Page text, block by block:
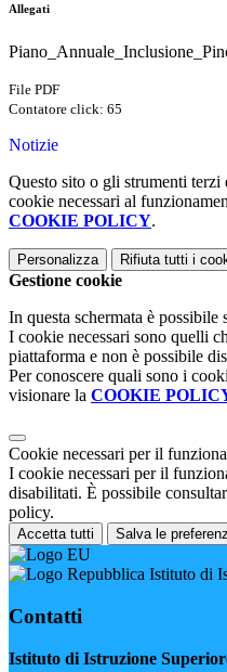
Allegati
File PDF
Contatore click: 65
Notizie
Questo sito o gli strumenti
cookie necessari al
COOKIE POLICY.
Personalizza Rifiuta tutti i
Gestione cookie
In questa schermata è
I cookie necessari sono quelli
piattaforma e non è possibile
Per conoscere quali sono i
visionare la COOKIE
Cookie necessari per il
I cookie necessari per il
disabilitati. È possibile
policy.
Accetta tutti Salva le
Istituto di
Contatti
Istituto di Istruzione